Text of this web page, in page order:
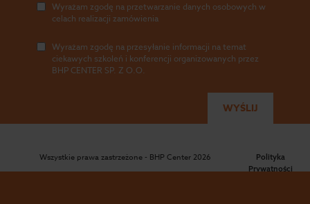
Wyrażam zgodę na przetwarzanie danych osobowych w
celach realizacji zamówienia
Wyrażam zgodę na przesyłanie informacji na temat
ciekawych szkoleń i konferencji organizowanych przez
BHP CENTER SP. Z O.O.
Wszystkie prawa zastrzeżone - BHP Center 2026
Polityka
Prywatności